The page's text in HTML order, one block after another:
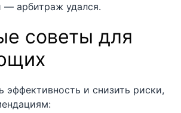
— арбитраж удался.
советы для
эффективность и снизить риски,